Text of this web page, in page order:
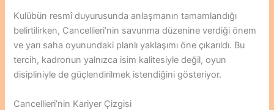
Kulübün resmî duyurusunda anlaşmanın tamamlandığı
belirtilirken, Cancellieri’nin savunma düzenine verdiği önem
ve yarı saha oyunundaki planlı yaklaşımı öne çıkarıldı. Bu
tercih, kadronun yalnızca isim kalitesiyle değil, oyun
disipliniyle de güçlendirilmek istendiğini gösteriyor.
Cancellieri’nin Kariyer Çizgisi